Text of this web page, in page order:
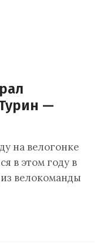
—
на велогонке
в этом году в
велокоманды